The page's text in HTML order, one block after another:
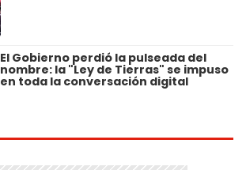
El Gobierno perdió la pulseada del
nombre: la "Ley de Tierras" se impuso
en toda la conversación digital